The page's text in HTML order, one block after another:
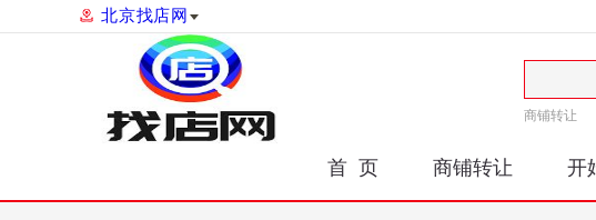
北京找店网
商铺转让
首 页 商铺转让 开